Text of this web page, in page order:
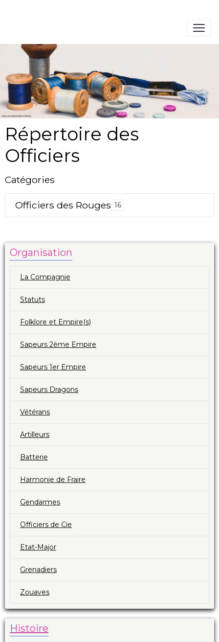
Répertoire des
Officiers
Catégories
Officiers des Rouges 16
Organisation
La Compagnie
Statuts
Folklore et Empire(s)
Sapeurs 2ème Empire
Sapeurs 1er Empire
Sapeurs Dragons
Vétérans
Artilleurs
Batterie
Harmonie de Fraire
Gendarmes
Officiers de Cie
Etat-Major
Grenadiers
Zouaves
Histoire